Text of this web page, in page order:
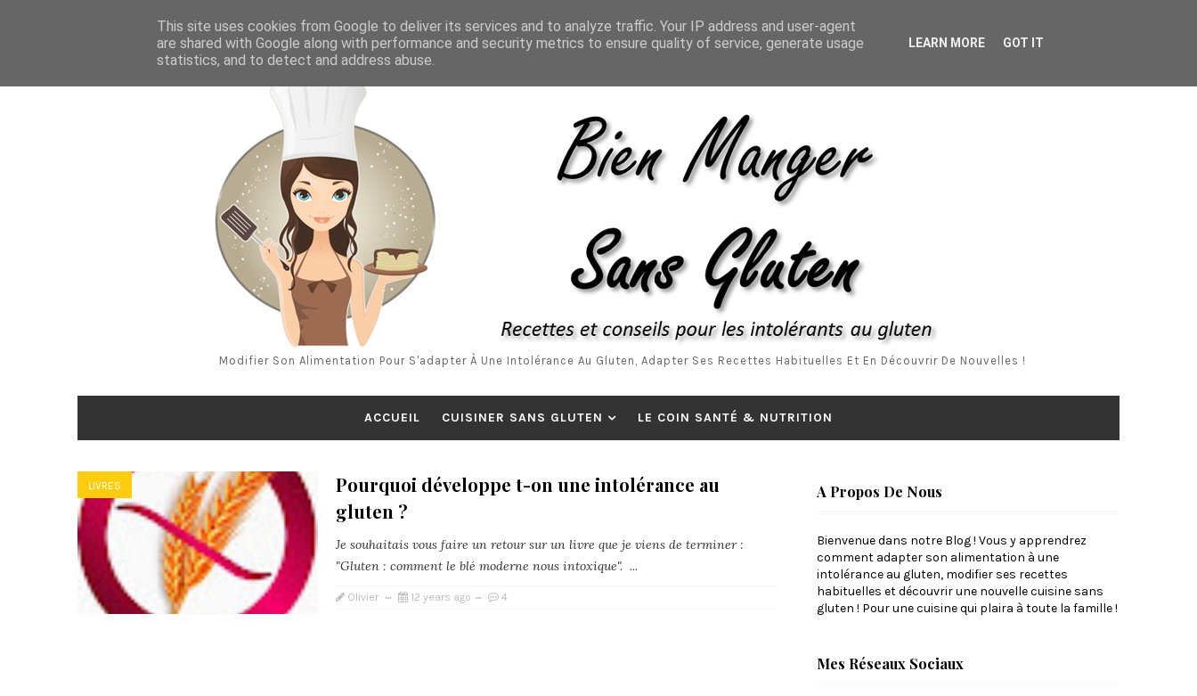
Modifier Son Alimentation Pour S'adapter À Une Intolérance Au Gluten, Adapter Ses Recettes Habituelles Et En Découvrir De Nouvelles !
ACCUEIL CUISINER SANS GLUTEN LE COIN SANTÉ & NUTRITION
LIVRES
Pourquoi développe t-on une intolérance au
gluten ?
Je souhaitais vous faire un retour sur un livre que je viens de terminer :
"Gluten : comment le blé moderne nous intoxique". ...
Olivier 12 years ago 4
A Propos De Nous
Bienvenue dans notre Blog ! Vous y apprendrez
comment adapter son alimentation à une
intolérance au gluten, modifier ses recettes
habituelles et découvrir une nouvelle cuisine sans
gluten ! Pour une cuisine qui plaira à toute la famille !
Mes Réseaux Sociaux
This site uses cookies from Google to deliver its services and to analyze traffic. Your IP address and user-agent
are shared with Google along with performance and security metrics to ensure quality of service, generate usage
statistics, and to detect and address abuse.
LEARN MORE GOT IT